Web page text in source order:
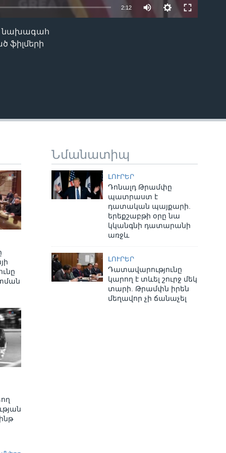
2:12
նախագահ
ֆիլմերի
Նմանատիպ
ԼՈՒՐԵՐ
Դոնալդ Թրամփը
պատրաստ է
դատական պայքարի.
երեքշաբթի օրը նա
կկանգնի դատարանի
առջև
ԼՈՒՐԵՐ
Դատավարությունը
կարող է տևել շուրջ մեկ
տարի. Թրամփն իրեն
մեղավոր չի ճանաչել